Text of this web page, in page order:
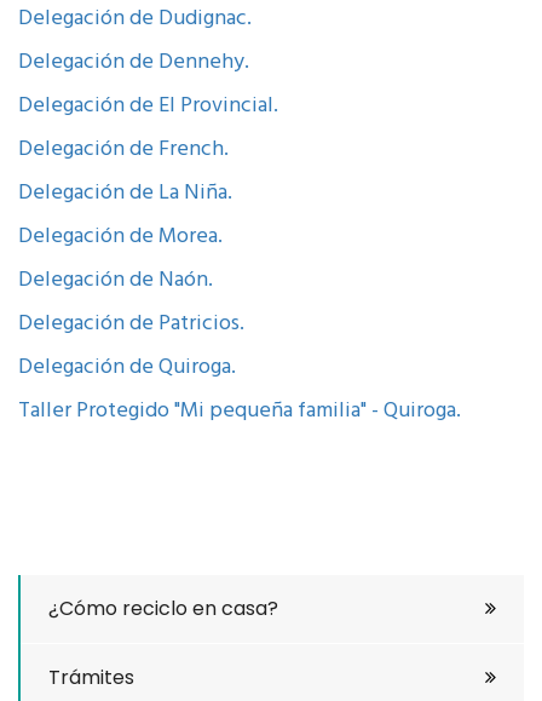
Delegación de Dudignac.
Delegación de Dennehy.
Delegación de El Provincial.
Delegación de French.
Delegación de La Niña.
Delegación de Morea.
Delegación de Naón.
Delegación de Patricios.
Delegación de Quiroga.
Taller Protegido "Mi pequeña familia" - Quiroga.
¿Cómo reciclo en casa?
Trámites